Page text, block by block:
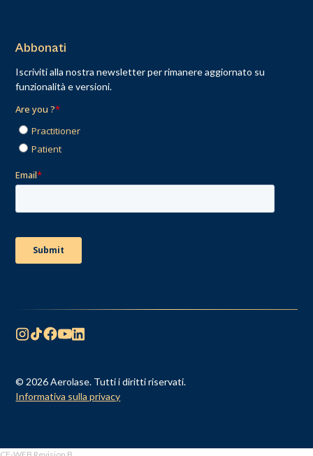
Abbonati
Iscriviti alla nostra newsletter per rimanere aggiornato su
funzionalità e versioni.
© 2026 Aerolase. Tutti i diritti riservati.
Informativa sulla privacy